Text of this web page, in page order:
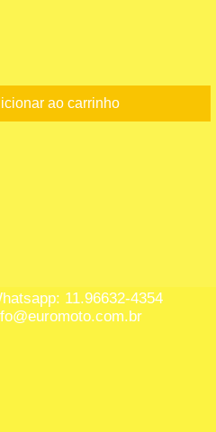
ao carrinho
11.96632-4354